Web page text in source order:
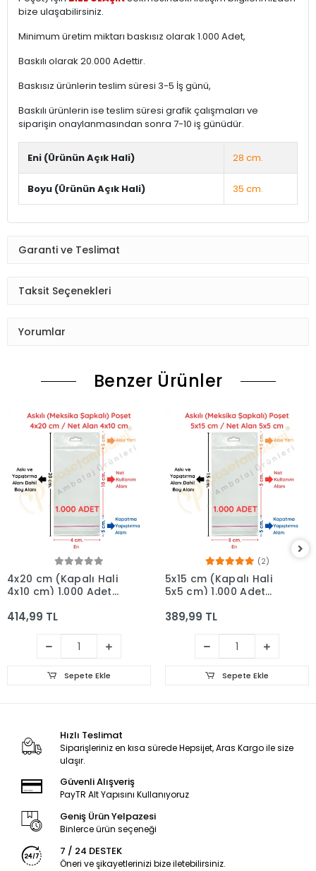
bize ulaşabilirsiniz.
Minimum üretim miktarı baskısız olarak 1.000 Adet,
Baskılı olarak 20.000 Adettir.
Baskısız ürünlerin teslim süresi 3-5 İş günü,
Baskılı ürünlerin ise teslim süresi grafik çalışmaları ve
siparişin onaylanmasından sonra 7-10 iş günüdür.
Eni (Ürünün Açık Hali) 28 cm.
Boyu (Ürünün Açık Hali) 35 cm.
Garanti ve Teslimat
Taksit Seçenekleri
Yorumlar
Benzer Ürünler
4x20 cm (Kapalı Hali
4x10 cm) 1.000 Adet
Şapkalı Poşet
414,99 TL
Sepete Ekle
(2)
5x15 cm (Kapalı Hali
5x5 cm) 1.000 Adet
Şapkalı Poşet
389,99 TL
Sepete Ekle
Hızlı Teslimat
Siparişleriniz en kısa sürede Hepsijet, Aras Kargo ile size
ulaşır.
Güvenli Alışveriş
PayTR Alt Yapısını Kullanıyoruz
Geniş Ürün Yelpazesi
Binlerce ürün seçeneği
7 / 24 DESTEK
Öneri ve şikayetlerinizi bize iletebilirsiniz.